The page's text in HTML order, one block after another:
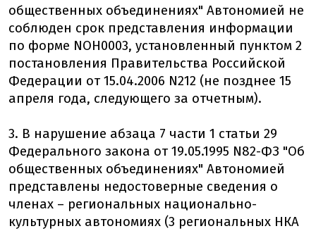
общественных объединениях" Автономией не
соблюден срок представления информации
по форме NОН0003, установленный пунктом 2
постановления Правительства Российской
Федерации от 15.04.2006 N212 (не позднее 15
апреля года, следующего за отчетным).
3. В нарушение абзаца 7 части 1 статьи 29
Федерального закона от 19.05.1995 N82-ФЗ "Об
общественных объединениях" Автономией
представлены недостоверные сведения о
членах – региональных национально-
культурных автономиях (3 региональных НКА